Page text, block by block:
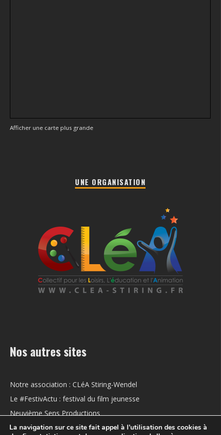
Afficher une carte plus grande
UNE ORGANISATION
Nos autres sites
Notre association : CLéA Stiring-Wendel
Le #FestivActu : festival du film jeunesse
Neuvième Sens Productions
La navigation sur ce site fait appel à l'utilisation des cookies à